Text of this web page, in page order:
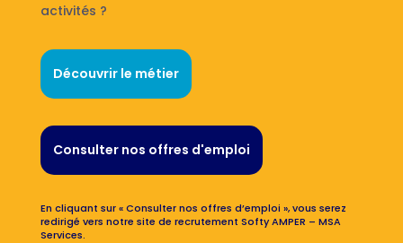
activités ?
Découvrir le métier
Consulter nos offres d'emploi
En cliquant sur « Consulter nos offres d’emploi », vous serez
redirigé vers notre site de recrutement Softy AMPER – MSA
Services.